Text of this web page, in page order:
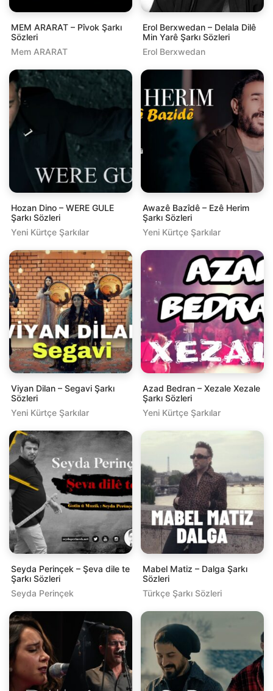
MEM ARARAT – Pîvok Şarkı
Sözleri
Mem ARARAT
Erol Berxwedan – Delala Dilê
Min Yarê Şarkı Sözleri
Erol Berxwedan
Hozan Dino – WERE GULE
Şarkı Sözleri
Yeni Kürtçe Şarkılar
Awazê Bazîdê – Ezê Herim
Şarkı Sözleri
Yeni Kürtçe Şarkılar
Viyan Dilan – Segavi Şarkı
Sözleri
Yeni Kürtçe Şarkılar
Azad Bedran – Xezale Xezale
Şarkı Sözleri
Yeni Kürtçe Şarkılar
Seyda Perinçek – Şeva dile te
Şarkı Sözleri
Seyda Perinçek
Mabel Matiz – Dalga Şarkı
Sözleri
Türkçe Şarkı Sözleri